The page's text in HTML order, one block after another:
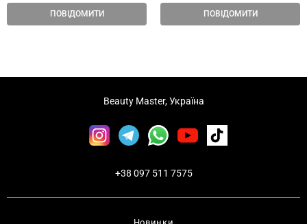
ПОВІДОМИТИ ПОВІДОМИТИ
Beauty Master, Україна
+38 097 511 7575